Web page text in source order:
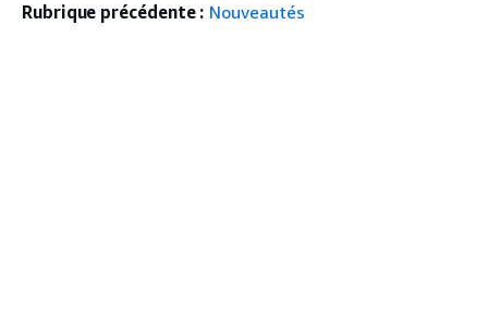
Rubrique précédente : Nouveautés